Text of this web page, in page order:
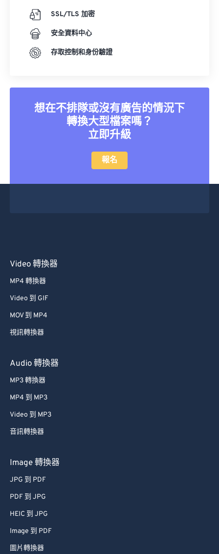
SSL/TLS 加密
安全資料中心
存取控制和身份驗證
想在不排隊或沒有廣告的情況下
轉換大型檔案嗎？
立即升級
報名
Video 轉換器
MP4 轉換器
Video 到 GIF
MOV 到 MP4
視訊轉換器
Audio 轉換器
MP3 轉換器
MP4 到 MP3
Video 到 MP3
音訊轉換器
Image 轉換器
JPG 到 PDF
PDF 到 JPG
HEIC 到 JPG
Image 到 PDF
圖片轉換器